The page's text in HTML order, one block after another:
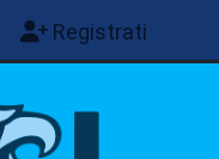
Registrati